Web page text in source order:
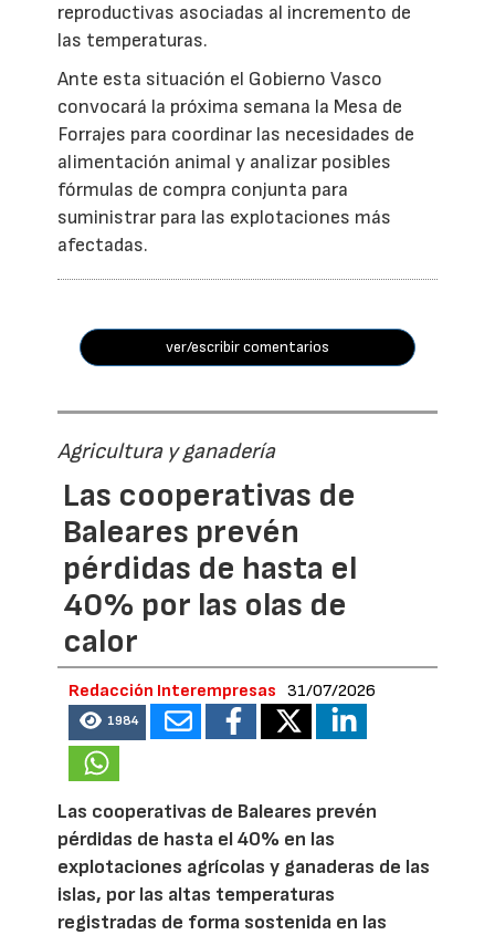
reproductivas asociadas al incremento de
las temperaturas.
Ante esta situación el Gobierno Vasco
convocará la próxima semana la Mesa de
Forrajes para coordinar las necesidades de
alimentación animal y analizar posibles
fórmulas de compra conjunta para
suministrar para las explotaciones más
afectadas.
ver/escribir comentarios
Agricultura y ganadería
Las cooperativas de
Baleares prevén
pérdidas de hasta el
40% por las olas de
calor
Redacción Interempresas 31/07/2026
1984
Las cooperativas de Baleares prevén
pérdidas de hasta el 40% en las
explotaciones agrícolas y ganaderas de las
islas, por las altas temperaturas
registradas de forma sostenida en las